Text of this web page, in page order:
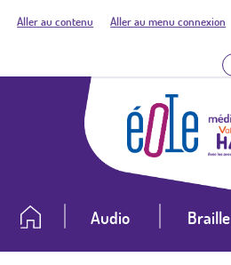
Aller au contenu Aller au menu connexion
Audio Braille